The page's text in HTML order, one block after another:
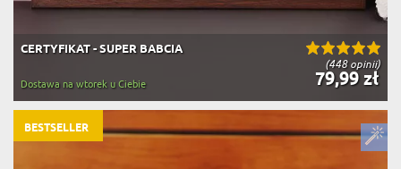
(448 opinii)
CERTYFIKAT - SUPER BABCIA
79,99 zł
Dostawa na wtorek u Ciebie
BESTSELLER